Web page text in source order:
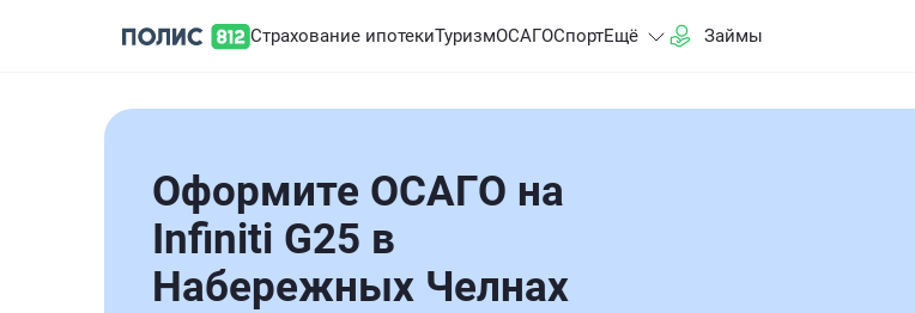
Страхование ипотекиТуризмОСАГОСпортЕщё Займы
Оформите ОСАГО на
Infiniti G25 в
Набережных Челнах